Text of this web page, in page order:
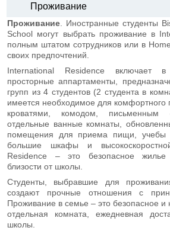
Проживание
Проживание . Иностранные студенты
School могут выбрать проживание в
полным штатом сотрудников или в
своих предпочтений.
International Residence включает
просторные аппартаменты,
групп из 4 студентов (2 студента в
имеется необходимое для комфортного
кроватями, комодом,
отдельные ванные комнаты,
помещения для приема пищи, учебы
большие шкафы и
Residence – это безопасное жилье
близости от школы.
Студенты, выбравшие для
создают прочные отношения с
Проживание в семье – это безопасное и
отдельная комната, ежедневная
школы.